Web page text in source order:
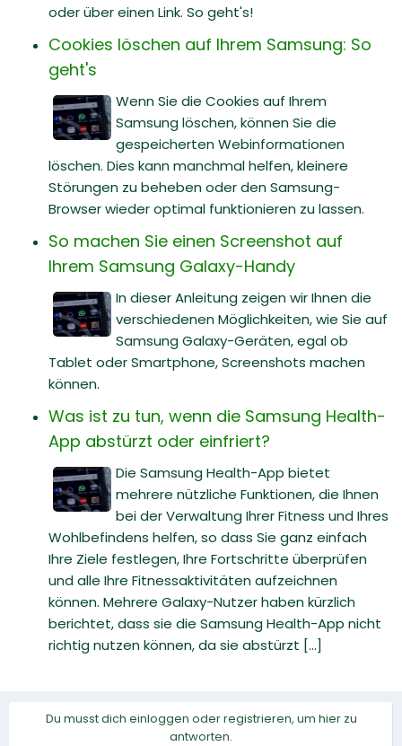
oder über einen Link. So geht's!
Cookies löschen auf Ihrem Samsung: So
geht's
Wenn Sie die Cookies auf Ihrem
Samsung löschen, können Sie die
gespeicherten Webinformationen
löschen. Dies kann manchmal helfen, kleinere
Störungen zu beheben oder den Samsung-
Browser wieder optimal funktionieren zu lassen.
So machen Sie einen Screenshot auf
Ihrem Samsung Galaxy-Handy
In dieser Anleitung zeigen wir Ihnen die
verschiedenen Möglichkeiten, wie Sie auf
Samsung Galaxy-Geräten, egal ob
Tablet oder Smartphone, Screenshots machen
können.
Was ist zu tun, wenn die Samsung Health-
App abstürzt oder einfriert?
Die Samsung Health-App bietet
mehrere nützliche Funktionen, die Ihnen
bei der Verwaltung Ihrer Fitness und Ihres
Wohlbefindens helfen, so dass Sie ganz einfach
Ihre Ziele festlegen, Ihre Fortschritte überprüfen
und alle Ihre Fitnessaktivitäten aufzeichnen
können. Mehrere Galaxy-Nutzer haben kürzlich
berichtet, dass sie die Samsung Health-App nicht
richtig nutzen können, da sie abstürzt [...]
Du musst dich einloggen oder registrieren, um hier zu
antworten.